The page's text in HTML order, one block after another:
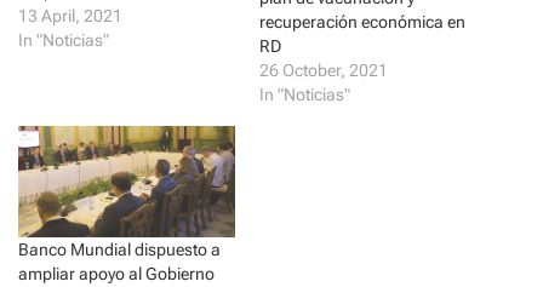
p
e
n
e
w
w
i
n
d
o
w
)
n
e
w
w
i
n
d
o
w
)
economía de Guyana se
expandirá 26%. El impacto
donde,…
13 April, 2021
In "Noticias"
recuperación económica en
RD
26 October, 2021
In "Noticias"
Banco Mundial dispuesto a
ampliar apoyo al Gobierno